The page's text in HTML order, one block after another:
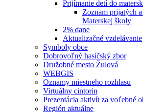
Prijímanie detí do
Zoznam prijatých
Materskej školy
2% dane
Aktualizačné vzdelávanie
Symboly obce
Dobrovoľný hasičský zbor
Družobné mesto Žulová
WEBGIS
Oznamy miestneho rozhlasu
Virtuálny cintorín
Prezentácia aktivít za voľebné
Región aktuálne